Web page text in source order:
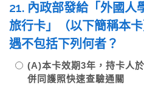
21. 內政部發給「外國人
旅行卡」（以下簡稱本
遇不包括下列何者？
(A)本卡效期3年，持卡人
併同護照快速查驗通關